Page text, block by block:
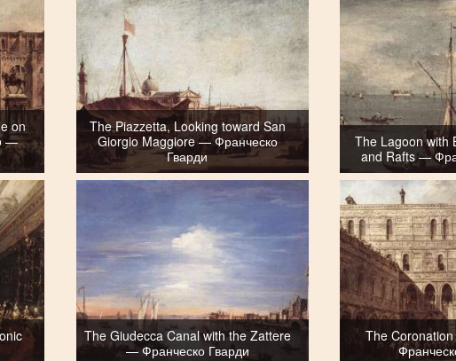
on
—
The Piazzetta, Looking toward San
Giorgio Maggiore — Франческо
Гварди
The Lagoon with
and Rafts —
The Giudecca Canal with the Zattere
— Франческо Гварди
The